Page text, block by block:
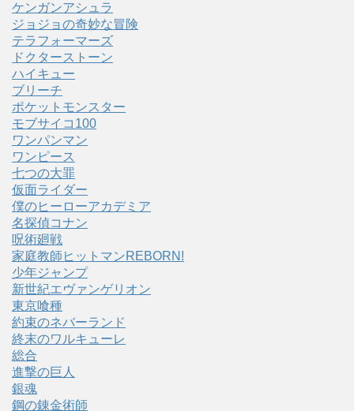
ケンガンアシュラ
ジョジョの奇妙な冒険
テラフォーマーズ
ドクターストーン
ハイキュー
ブリーチ
ポケットモンスター
モブサイコ100
ワンパンマン
ワンピース
七つの大罪
仮面ライダー
僕のヒーローアカデミア
名探偵コナン
呪術廻戦
家庭教師ヒットマンREBORN!
少年ジャンプ
新世紀エヴァンゲリオン
東京喰種
約束のネバーランド
終末のワルキューレ
総合
進撃の巨人
銀魂
鋼の錬金術師